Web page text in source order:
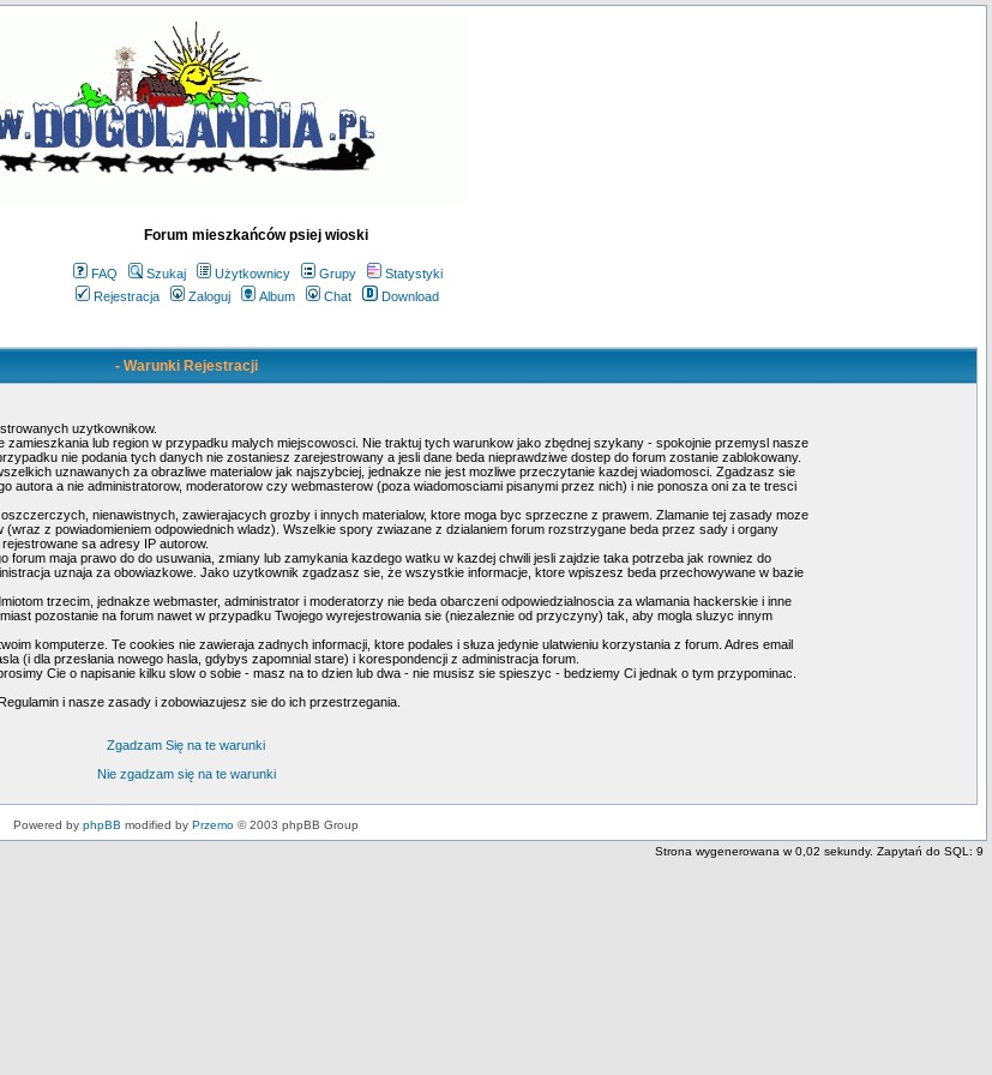
Forum mieszkańców psiej wioski
FAQ Szukaj Użytkownicy Grupy
Statystyki
Rejestracja
Zaloguj Album Chat Download
- Warunki Rejestracji
uzytkownikow.
lub region w przypadku malych miejscowosci. Nie traktuj tych warunkow jako zbędnej szykany - spokojnie przemysl nasze
nie podania tych danych nie zostaniesz zarejestrowany a jesli dane beda nieprawdziwe dostep do forum zostanie zablokowany.
uznawanych za obrazliwe materialow jak najszybciej, jednakze nie jest mozliwe przeczytanie kazdej wiadomosci. Zgadzasz sie
autora a nie administratorow, moderatorow czy webmasterow (poza wiadomosciami pisanymi przez nich) i nie ponosza oni za te tresci
nienawistnych, zawierajacych grozby i innych materialow, ktore moga byc sprzeczne z prawem. Zlamanie tej zasady moze
z powiadomieniem odpowiednich wladz). Wszelkie spory zwiazane z dzialaniem forum rozstrzygane beda przez sady i organy
sa adresy IP autorow.
maja prawo do do usuwania, zmiany lub zamykania kazdego watku w kazdej chwili jesli zajdzie taka potrzeba jak rowniez do
uznaja za obowiazkowe. Jako uzytkownik zgadzasz sie, że wszystkie informacje, ktore wpiszesz beda przechowywane w bazie
trzecim, jednakze webmaster, administrator i moderatorzy nie beda obarczeni odpowiedzialnoscia za wlamania hackerskie i inne
pozostanie na forum nawet w przypadku Twojego wyrejestrowania sie (niezaleznie od przyczyny) tak, aby mogla sluzyc innym
komputerze. Te cookies nie zawieraja zadnych informacji, ktore podales i słuza jedynie ulatwieniu korzystania z forum. Adres email
(i dla przesłania nowego hasla, gdybys zapomnial stare) i korespondencji z administracja forum.
Cie o napisanie kilku slow o sobie - masz na to dzien lub dwa - nie musisz sie spieszyc - bedziemy Ci jednak o tym przypominac.
i nasze zasady i zobowiazujesz sie do ich przestrzegania.
Zgadzam Się na te warunki
Nie zgadzam się na te warunki
Powered by phpBB modified by Przemo © 2003 phpBB Group
Strona wygenerowana w 0,02 sekundy. Zapytań do SQL: 9